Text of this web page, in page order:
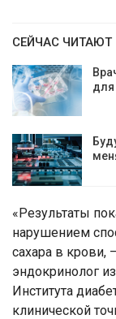
СЕЙЧАС ЧИТАЮТ
для
«Результаты
нарушением
сахара в
эндокринолог
Института
клинической